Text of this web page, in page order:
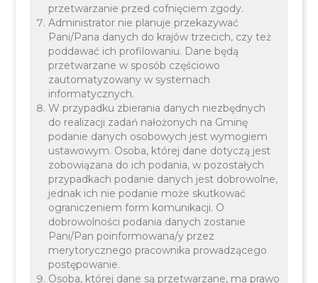
Aktualizacja z dnia 8 lutego 2021 r.:
przetwarzanie przed cofnięciem zgody.
Administrator nie planuje przekazywać
Pani/Pana danych do krajów trzecich, czy też
poddawać ich profilowaniu. Dane będą
przetwarzane w sposób częściowo
zautomatyzowany w systemach
informatycznych.
W przypadku zbierania danych niezbędnych
do realizacji zadań nałożonych na Gminę
podanie danych osobowych jest wymogiem
ustawowym. Osoba, której dane dotyczą jest
zobowiązana do ich podania, w pozostałych
przypadkach podanie danych jest dobrowolne,
jednak ich nie podanie może skutkować
ograniczeniem form komunikacji. O
dobrowolności podania danych zostanie
Pani/Pan poinformowana/y przez
merytorycznego pracownika prowadzącego
postępowanie.
Osoba, której dane są przetwarzane, ma prawo